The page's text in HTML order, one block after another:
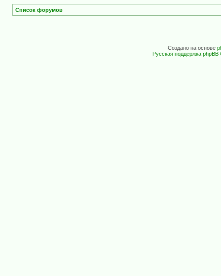
Список форумов
Создано на основе
Русская поддержка phpBB